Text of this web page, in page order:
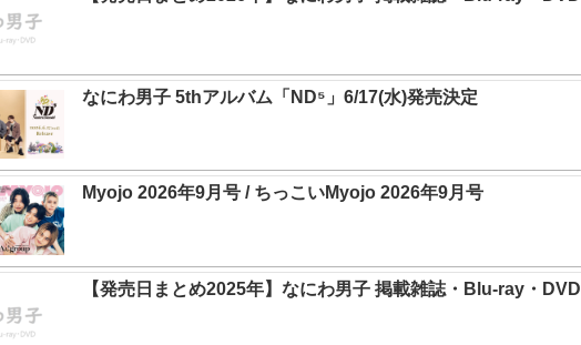
なにわ男子 5thアルバム「ND⁵」6/17(水)発売決定
Myojo 2026年9月号 / ちっこいMyojo 2026年9月号
【発売日まとめ2025年】なにわ男子 掲載雑誌・Blu-ray・DVD